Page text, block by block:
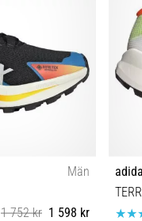
Män
1 752 kr 1 598 kr